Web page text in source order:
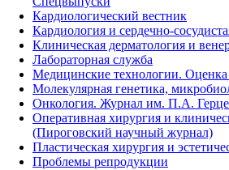
Кардиологический вестник
Кардиология и сердечно-
Клиническая дерматология и
Лабораторная служба
Медицинские технологии.
Молекулярная генетика,
Онкология. Журнал им. П.А.
Оперативная хирургия и
(Пироговский научный журнал)
Пластическая хирургия и
Проблемы репродукции